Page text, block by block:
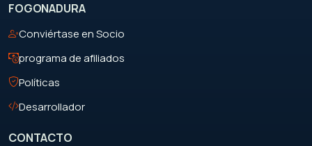
FOGONADURA
Conviértase en Socio
programa de afiliados
Políticas
Desarrollador
CONTACTO